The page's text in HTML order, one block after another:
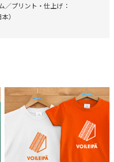
／プリント・仕上げ：
）